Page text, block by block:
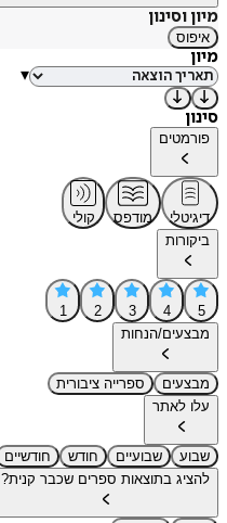
מיון וסינון
איפוס
מיון
▾
סינון
פורמטים
דיגיטלי מודפס
קולי
ביקורות
5
4
3
2
1
מבצעים/הנחות
מבצעים
ספרייה ציבורית
עלו לאתר
שבוע שבועיים חודש
חודשיים
להציג בתוצאות ספרים שכבר קנית?